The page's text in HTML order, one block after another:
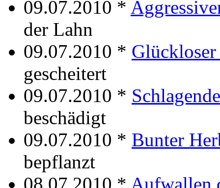
09.07.2010 *
der Lahn
09.07.2010 *
gescheitert
09.07.2010 *
beschädigt
09.07.2010 * Bunter
bepflanzt
08.07.2010 * Aufwallen